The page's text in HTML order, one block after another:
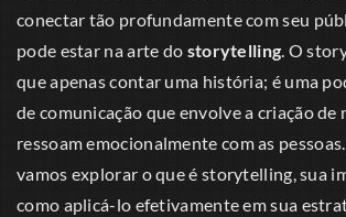
conectar tão profundamente com seu
pode estar na arte do storytelling . O
que apenas contar uma história; é uma
de comunicação que envolve a criação de
ressoam emocionalmente com as
vamos explorar o que é storytelling, sua
como aplicá-lo efetivamente em sua